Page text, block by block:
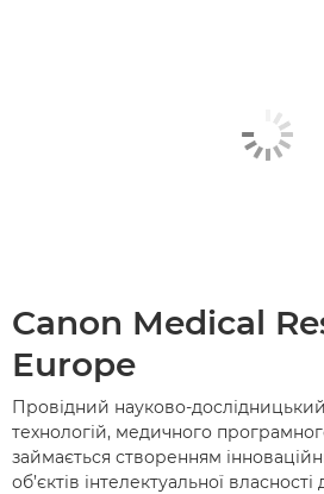
Canon Medical
Europe
Провідний науково-
технологій, медичного
займається створенням
об’єктів інтелектуальної